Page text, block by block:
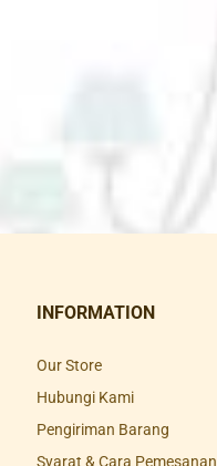
INFORMATION
Our Store
Hubungi Kami
Pengiriman Barang
Syarat & Cara Pemesanan